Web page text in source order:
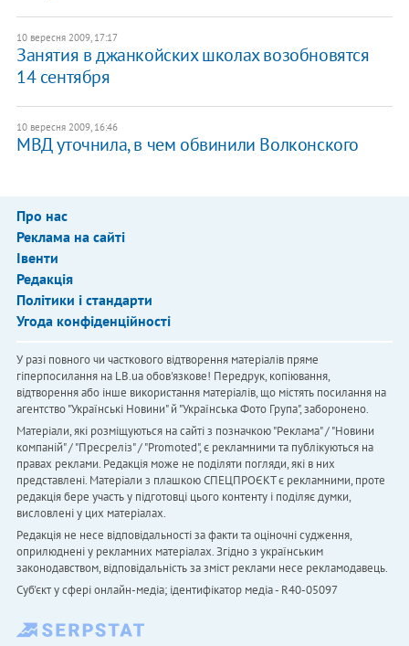
10 вересня 2009, 17:17
Занятия в джанкойских школах возобновятся
14 сентября
10 вересня 2009, 16:46
МВД уточнила, в чем обвинили Волконского
Про нас
Реклама на сайті
Івенти
Редакція
Політики і стандарти
Угода конфіденційності
У разі повного чи часткового відтворення матеріалів пряме
гіперпосилання на LB.ua обов'язкове! Передрук, копіювання,
відтворення або інше використання матеріалів, що містять посилання на
агентство "Українськi Новини" й "Українська Фото Група", заборонено.
Матеріали, які розміщуються на сайті з позначкою "Реклама" / "Новини
компаній" / "Пресреліз" / "Promoted", є рекламними та публікуються на
правах реклами. Редакція може не поділяти погляди, які в них
представлені. Матеріали з плашкою СПЕЦПРОЄКТ є рекламними, проте
редакція бере участь у підготовці цього контенту і поділяє думки,
висловлені у цих матеріалах.
Редакція не несе відповідальності за факти та оціночні судження,
оприлюднені у рекламних матеріалах. Згідно з українським
законодавством, відповідальність за зміст реклами несе рекламодавець.
Cуб'єкт у сфері онлайн-медіа; ідентифікатор медіа - R40-05097